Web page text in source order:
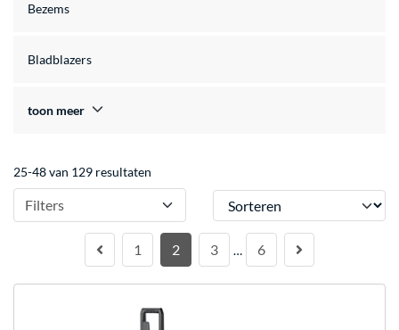
Bezems
Bladblazers
toon meer
25-48 van 129 resultaten
Filters Sorteren
1 2 3 … 6